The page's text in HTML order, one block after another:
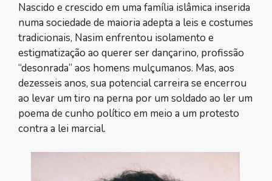
Nascido e crescido em uma família islâmica inserida
numa sociedade de maioria adepta a leis e costumes
tradicionais, Nasim enfrentou isolamento e
estigmatização ao querer ser dançarino, profissão
“desonrada” aos homens mulçumanos. Mas, aos
dezesseis anos, sua potencial carreira se encerrou
ao levar um tiro na perna por um soldado ao ler um
poema de cunho político em meio a um protesto
contra a lei marcial.